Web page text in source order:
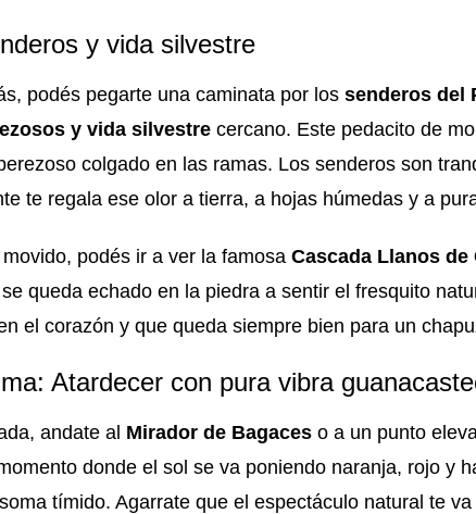
y vida silvestre
podés pegarte una caminata por los senderos del
y vida silvestre cercano. Este pedacito de
colgado en las ramas. Los senderos son
te regala ese olor a tierra, a hojas húmedas y a
podés ir a ver la famosa Cascada Llanos de
queda echado en la piedra a sentir el fresquito
el corazón y que queda siempre bien para un
Atardecer con pura vibra
andate al Mirador de Bagaces o a un punto
donde el sol se va poniendo naranja, rojo y
tímido. Agarrate que el espectáculo natural te